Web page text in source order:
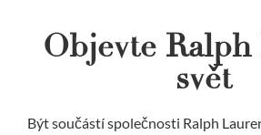
Objevte
svět
Být součástí společnosti Ralph